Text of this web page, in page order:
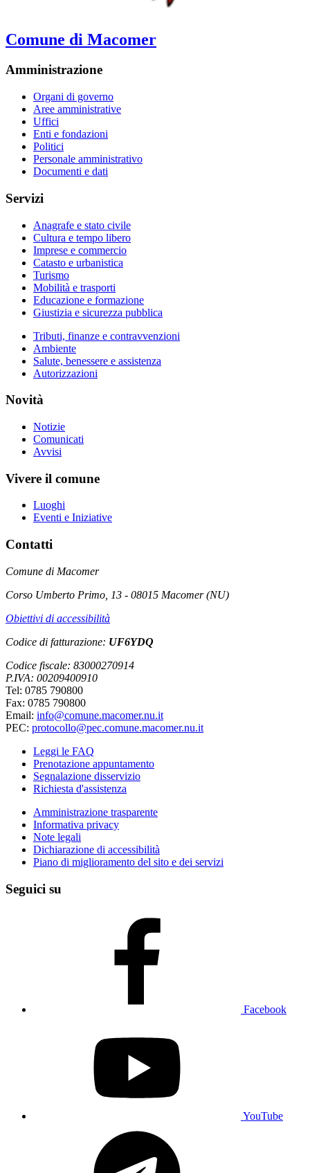
Comune di Macomer
Amministrazione
Organi di governo
Aree amministrative
Uffici
Enti e fondazioni
Politici
Personale amministrativo
Documenti e dati
Servizi
Anagrafe e stato civile
Cultura e tempo libero
Imprese e commercio
Catasto e urbanistica
Turismo
Mobilità e trasporti
Educazione e formazione
Giustizia e sicurezza pubblica
Tributi, finanze e contravvenzioni
Ambiente
Salute, benessere e assistenza
Autorizzazioni
Novità
Notizie
Comunicati
Avvisi
Vivere il comune
Luoghi
Eventi e Iniziative
Contatti
Comune di Macomer
Corso Umberto Primo, 13 - 08015 Macomer (NU)
Obiettivi di accessibilità
Codice di fatturazione: UF6YDQ
Codice fiscale: 83000270914
P.IVA: 00209400910
Tel: 0785 790800
Fax: 0785 790800
Email: info@comune.macomer.nu.it
PEC: protocollo@pec.comune.macomer.nu.it
Leggi le FAQ
Prenotazione appuntamento
Segnalazione disservizio
Richiesta d'assistenza
Amministrazione trasparente
Informativa privacy
Note legali
Dichiarazione di accessibilità
Piano di miglioramento del sito e dei servizi
Seguici su
Facebook
YouTube